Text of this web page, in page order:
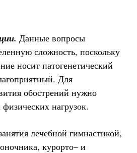
Данные вопросы
сложность, поскольку
носит патогенетический
Для
обострений нужно
нагрузок.
лечебной гимнастикой,
курорто– и